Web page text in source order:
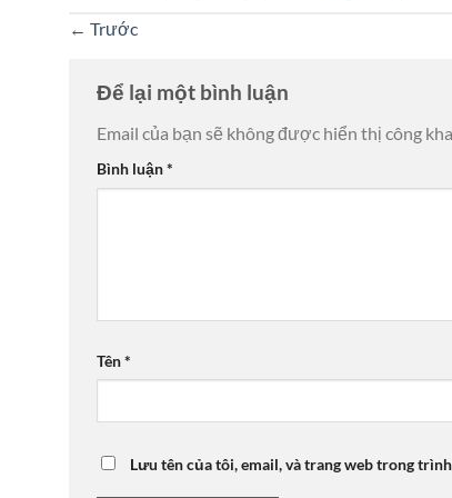
← Trước
Để lại một bình luận
Email của bạn sẽ không được hiển thị công
Bình luận*
Tên*
Lưu tên của tôi, email, và trang web trong